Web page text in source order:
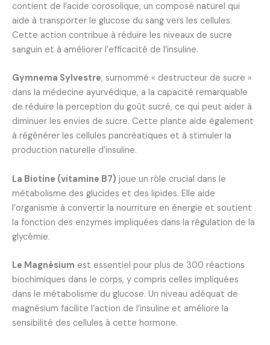
contient de l’acide corosolique, un composé naturel qui
aide à transporter le glucose du sang vers les cellules.
Cette action contribue à réduire les niveaux de sucre
sanguin et à améliorer l’efficacité de l’insuline.
Gymnema Sylvestre, surnommé « destructeur de sucre »
dans la médecine ayurvédique, a la capacité remarquable
de réduire la perception du goût sucré, ce qui peut aider à
diminuer les envies de sucre. Cette plante aide également
à régénérer les cellules pancréatiques et à stimuler la
production naturelle d’insuline.
La Biotine (vitamine B7) joue un rôle crucial dans le
métabolisme des glucides et des lipides. Elle aide
l’organisme à convertir la nourriture en énergie et soutient
la fonction des enzymes impliquées dans la régulation de la
glycémie.
Le Magnésium est essentiel pour plus de 300 réactions
biochimiques dans le corps, y compris celles impliquées
dans le métabolisme du glucose. Un niveau adéquat de
magnésium facilite l’action de l’insuline et améliore la
sensibilité des cellules à cette hormone.